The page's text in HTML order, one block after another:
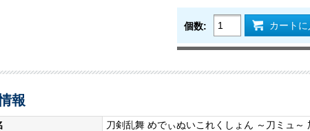
個数: カート
報
刀剣乱舞 めでぃぬいこれくしょん ～刀ミュ～